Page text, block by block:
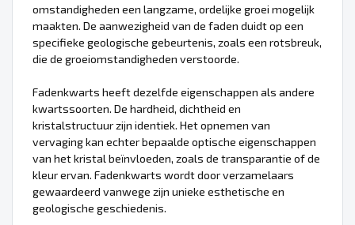
omstandigheden een langzame, ordelijke groei mogelijk
maakten. De aanwezigheid van de faden duidt op een
specifieke geologische gebeurtenis, zoals een rotsbreuk,
die de groeiomstandigheden verstoorde.
Fadenkwarts heeft dezelfde eigenschappen als andere
kwartssoorten. De hardheid, dichtheid en
kristalstructuur zijn identiek. Het opnemen van
vervaging kan echter bepaalde optische eigenschappen
van het kristal beïnvloeden, zoals de transparantie of de
kleur ervan. Fadenkwarts wordt door verzamelaars
gewaardeerd vanwege zijn unieke esthetische en
geologische geschiedenis.